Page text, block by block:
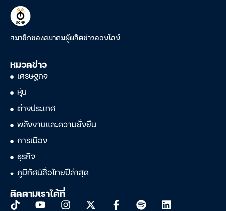
สมาชิกของสมาคมผู้ผลิตข่าวออนไลน์
หมวดข่าว
เศรษฐกิจ
หุ้น
ต่างประเทศ
พลังงานและความยั่งยืน
การเมือง
ธุรกิจ
ภูมิทัศน์สื่อไทยปีล่าสุด
ติดตามเราได้ที่